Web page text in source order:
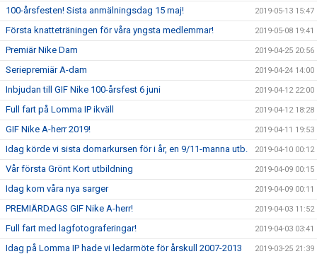
100-årsfesten! Sista anmälningsdag 15 maj! 2019-05-13 15:47
Första knatteträningen för våra yngsta medlemmar! 2019-05-08 19:41
Premiär Nike Dam 2019-04-25 20:56
Seriepremiär A-dam 2019-04-24 14:00
Inbjudan till GIF Nike 100-årsfest 6 juni 2019-04-12 22:00
Full fart på Lomma IP ikväll 2019-04-12 18:28
GIF Nike A-herr 2019! 2019-04-11 19:53
Idag körde vi sista domarkursen för i år, en 9/11-manna utb. 2019-04-10 00:12
Vår första Grönt Kort utbildning 2019-04-09 00:15
Idag kom våra nya sarger 2019-04-09 00:11
PREMIÄRDAGS GIF Nike A-herr! 2019-04-03 11:52
Full fart med lagfotograferingar! 2019-04-03 03:41
Idag på Lomma IP hade vi ledarmöte för årskull 2007-2013 2019-03-25 21:39